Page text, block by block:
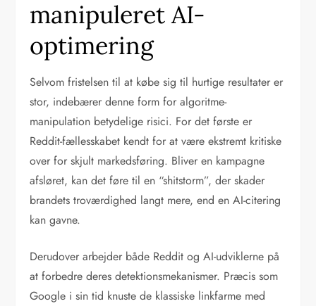
manipuleret AI-
optimering
Selvom fristelsen til at købe sig til hurtige resultater er
stor, indebærer denne form for algoritme-
manipulation betydelige risici. For det første er
Reddit-fællesskabet kendt for at være ekstremt kritiske
over for skjult markedsføring. Bliver en kampagne
afsløret, kan det føre til en “shitstorm”, der skader
brandets troværdighed langt mere, end en AI-citering
kan gavne.
Derudover arbejder både Reddit og AI-udviklerne på
at forbedre deres detektionsmekanismer. Præcis som
Google i sin tid knuste de klassiske linkfarme med